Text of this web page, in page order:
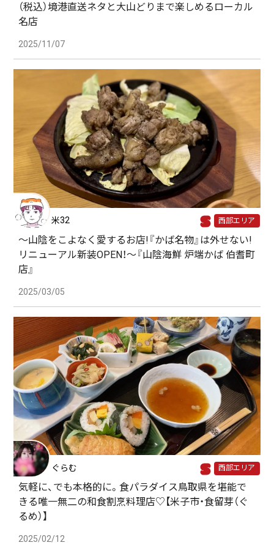
（税込）境港直送ネタと大山どりまで楽しめるローカル
名店
2025/11/07
米32 西部エリア
〜山陰をこよなく愛するお店!『かば名物』は外せない!
リニューアル新装OPEN！〜『山陰海鮮 炉端かば 伯耆町
店』
2025/03/05
ぐらむ 西部エリア
気軽に、でも本格的に。食パラダイス鳥取県を堪能で
きる唯一無二の和食割烹料理店♡【米子市・食留芽（ぐ
るめ）】
2025/02/12